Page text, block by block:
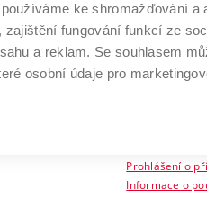
VYSOKÉ
Antonínská
602 00 Brno
Prohlášení o
Informace o
ke shromažďování a
zajištění fungování funkcí ze
a reklam. Se souhlasem
osobní údaje pro